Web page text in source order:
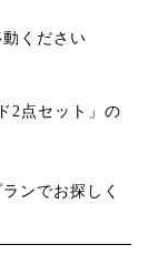
ください
2点セット」の
ンでお探しく